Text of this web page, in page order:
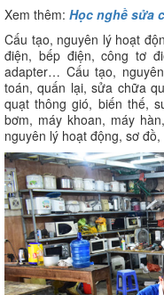
Xem thêm: Học nghề sửa
Cấu tạo, nguyên lý hoạt
điện, bếp điện, công tơ
adapter… Cấu tạo,
toán, quấn lại, sửa chữa
quạt thông gió, biến thế,
bơm, máy khoan, máy
nguyên lý hoạt động, sơ